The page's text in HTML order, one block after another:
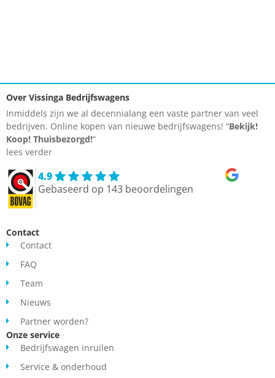
Over Vissinga Bedrijfswagens
Inmiddels zijn we al decennialang een vaste partner van veel
bedrijven. Online kopen van nieuwe bedrijfswagens! “Bekijk!
Koop! Thuisbezorgd!“
lees verder
4.9
Gebaseerd op 143 beoordelingen
Contact
Contact
FAQ
Team
Nieuws
Partner worden?
Onze service
Bedrijfswagen inruilen
Service & onderhoud